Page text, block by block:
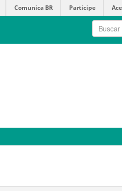
Comunica BR Participe